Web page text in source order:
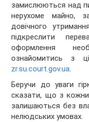
замислюються над
нерухоме майно,
довічного
підкреслити
оформлення
ознайомитись з
zr.su.court.gov.ua.
Беручи до уваги
сказати, що з
залишаються без
нелюдських умовах.